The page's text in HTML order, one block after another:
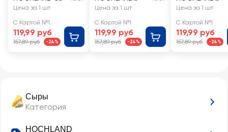
Сыры
Категория
HOCHLAND
ветчиной 45%,
змж
Цена за 1 шт
С Картой №1
119,99 руб
157,89 руб -24%
сливочный 45%,
змж
Цена за 1 шт
С Картой №1
119,99 руб
157,89 руб -24%
Чизбургер
45%, ломтики,
без змж
Цена за 1 шт
С Картой №1
119,99 руб
157,89 руб -24%